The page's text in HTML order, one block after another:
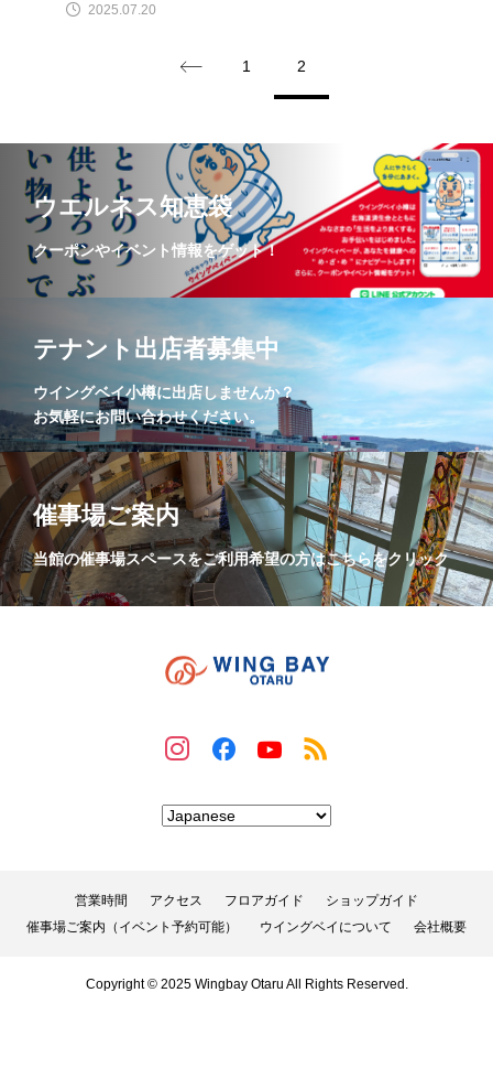
2025.07.20
1 2
ウエルネス知恵袋
クーポンやイベント情報をゲット！
テナント出店者募集中
ウイングベイ小樽に出店しませんか？
お気軽にお問い合わせください。
催事場ご案内
当館の催事場スペースをご利用希望の方はこちらをクリック
営業時間 アクセス フロアガイド
ショップガイド
催事場ご案内（イベント予約可能）
ウイングベイについて 会社概要
Copyright © 2025 Wingbay Otaru All Rights Reserved.